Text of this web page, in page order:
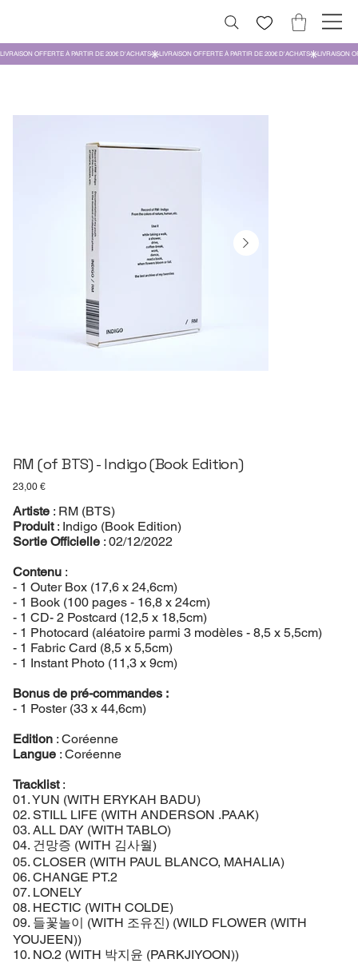
RM (of BTS) - Indigo (Book Edition)
Prix
23,00 €
Artiste: RM (BTS)
Produit: Indigo (Book Edition)
Sortie Officielle: 02/12/2022
Contenu :
- 1 Outer Box (17,6 x 24,6cm)
- 1 Book (100 pages - 16,8 x 24cm)
- 1 CD- 2 Postcard (12,5 x 18,5cm)
- 1 Photocard (aléatoire parmi 3 modèles - 8,5 x 5,5cm)
- 1 Fabric Card (8,5 x 5,5cm)
- 1 Instant Photo (11,3 x 9cm)
Bonus de pré-commandes :
- 1 Poster (33 x 44,6cm)
Edition: Coréenne
Langue: Coréenne
Tracklist:
01. YUN (WITH ERYKAH BADU)
02. STILL LIFE (WITH ANDERSON .PAAK)
03. ALL DAY (WITH TABLO)
04. 건망증 (WITH 김사월)
05. CLOSER (WITH PAUL BLANCO, MAHALIA)
06. CHANGE PT.2
07. LONELY
08. HECTIC (WITH COLDE)
09. 들꽃놀이 (WITH 조유진) (WILD FLOWER (WITH
YOUJEEN))
10. NO.2 (WITH 박지윤 (PARKJIYOON))